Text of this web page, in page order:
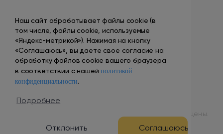
Наш сайт обрабатывает файлы cookie (в
том числе, файлы cookie, используемые
«Яндекс-метрикой»). Нажимая на кнопку
«Соглашаюсь», вы даете свое согласие на
обработку файлов cookie вашего браузера
в соответствии с нашейполитикой
конфиденциальности.
Подробнее
Отклонить Соглашаюсь
+7 (495) 149-10-99
promo@smokenvape.su
пн-пт: 9:00 – 18:00
сб-вс: выходной
© 1998 – 2024 ООО «Табак Вэйп Сити». Все права защищены.
Разработка и продвижение сайта